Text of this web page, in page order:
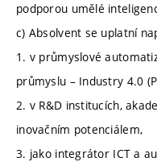
podporou umělé
c) Absolvent se uplatní
1. v průmyslové
průmyslu – Industry 4.0
2. v R&D institucích,
inovačním potenciálem,
3. jako integrátor ICT a